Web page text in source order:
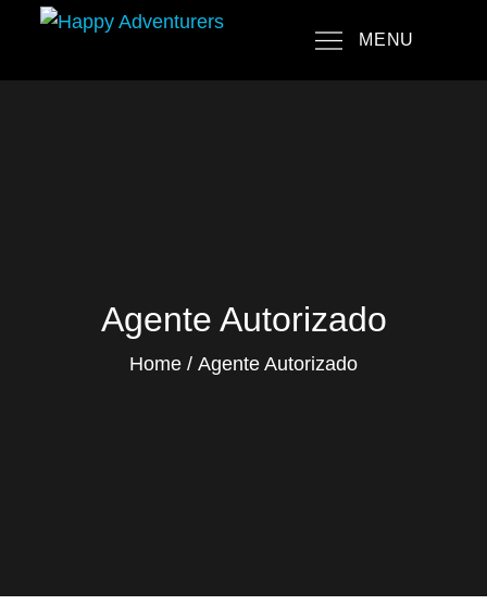
content
MENU
Agente Autorizado
Home Agente Autorizado